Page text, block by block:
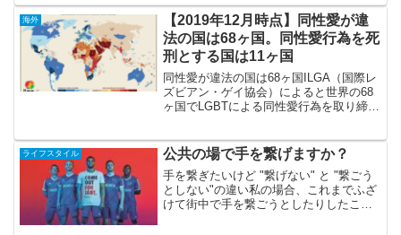
事：旅行記、ときどきゲイ – 台湾旅行 in
2017＜前編...
海外
【2019年12月時点】同性愛が違
法の国は68ヶ国。同性愛行為を死
刑とする国は11ヶ国
同性愛が違法の国は68ヶ国ILGA（国際レ
ズビアン・ゲイ協会）によると世界の68
ヶ国でLGBTによる同性愛行為を取り締ま
同性愛を違法とする国のリスト...
ライフスタイル 公共の場で手を繋げますか？
手を繋ぎたいけど "繋げない" と "繋ごう
としない"の違い私の場合、これまでふざ
けて街中で手を繋ごうとしたりしたこと